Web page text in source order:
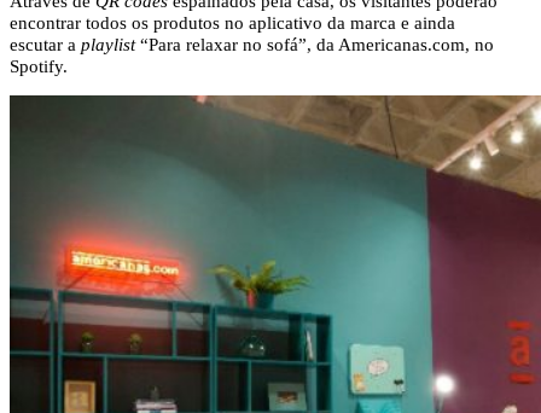
encontrar todos os produtos no aplicativo da marca e ainda
escutar a playlist“Para relaxar no sofá”, da Americanas.com, no
Spotify.